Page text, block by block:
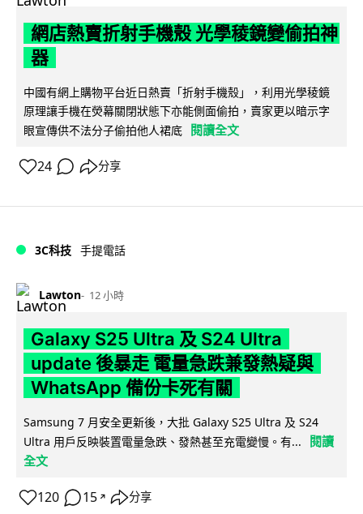
網店熱賣折射手機殼 光學稜鏡變偷拍神
器
中國有網上購物平台近日熱賣「折射手機殼」，利用光學稜鏡
原理讓手機在熒幕關閉狀態下亦能側面偷拍，賣家更以暗示字
眼宣傳供不法分子偷拍他人裙底
閱讀全文
24 分享
3C科技 手提電話
Lawton 12 小時
Galaxy S25 Ultra 及 S24 Ultra
update 後暴走 電量急跌兼發熱疑與
WhatsApp 備份卡死有關
Samsung 7 月安全更新後，大批 Galaxy S25 Ultra 及 S24
Ultra 用戶反映裝置電量急跌、發熱甚至充電變慢。有...
閱讀
全文
120 15 ↗ 分享